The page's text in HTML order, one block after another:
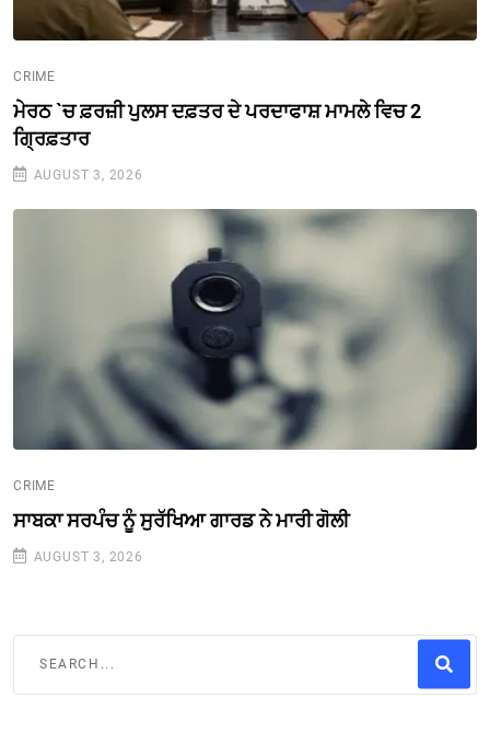
CRIME
ਮੇਰਠ `ਚ ਫ਼ਰਜ਼ੀ ਪੁਲਸ ਦਫ਼ਤਰ ਦੇ ਪਰਦਾਫਾਸ਼ ਮਾਮਲੇ ਵਿਚ 2
ਗ੍ਰਿਫ਼ਤਾਰ
AUGUST 3, 2026
CRIME
ਸਾਬਕਾ ਸਰਪੰਚ ਨੂੰ ਸੁਰੱਖਿਆ ਗਾਰਡ ਨੇ ਮਾਰੀ ਗੋਲੀ
AUGUST 3, 2026